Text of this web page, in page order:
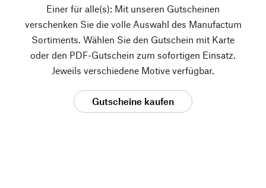
Einer für alle(s): Mit unseren Gutscheinen
verschenken Sie die volle Auswahl des Manufactum
Sortiments. Wählen Sie den Gutschein mit Karte
oder den PDF-Gutschein zum sofortigen Einsatz.
Jeweils verschiedene Motive verfügbar.
Gutscheine kaufen